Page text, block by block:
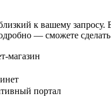
к вашему запросу.
— сможете
магазин
портал